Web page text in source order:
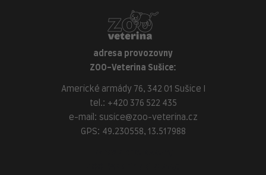
adresa provozovny
ZOO-Veterina Sušice:
Americké armády 76, 342 01 Sušice I
tel.: +420 376 522 435
e-mail: susice@zoo-veterina.cz
GPS: 49.230558, 13.517988